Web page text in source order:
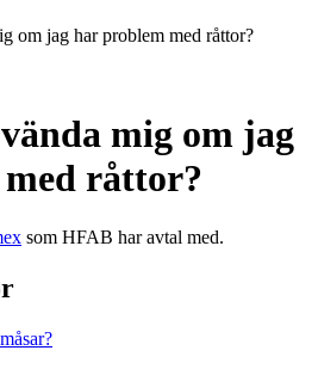
om jag har problem med råttor?
mig om jag
råttor?
som HFAB har avtal med.